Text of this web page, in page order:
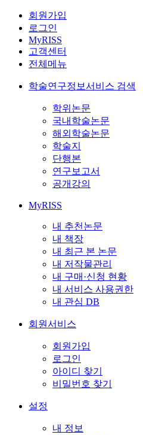
회원가입
로그인
MyRISS
고객센터
전체메뉴
학술연구정보서비스 검색
학위논문
국내학술논문
해외학술논문
학술지
단행본
연구보고서
공개강의
MyRISS
내 추천논문
내 책장
내 최근 본 논문
내 저작물관리
내 구매·신청 현황
내 서비스 사용권한
내 관심 DB
회원서비스
회원가입
로그인
아이디 찾기
비밀번호 찾기
설정
내 정보